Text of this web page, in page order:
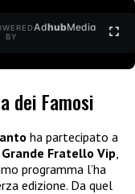
BY
AdhubMedia
dei Famosi
ha partecipato a
Grande Fratello Vip,
programma l’ha
edizione. Da quel